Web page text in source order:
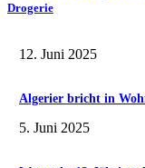
Drogerie
12. Juni 2025
Algerier bricht in
5. Juni 2025